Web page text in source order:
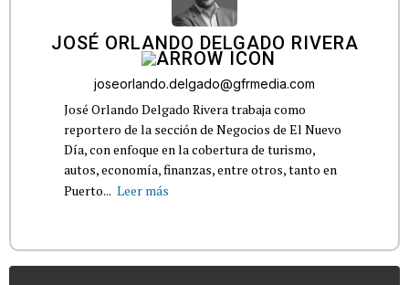
JOSÉ ORLANDO DELGADO RIVERA
joseorlando.delgado@gfrmedia.com
José Orlando Delgado Rivera trabaja como
reportero de la sección de Negocios de El Nuevo
Día, con enfoque en la cobertura de turismo,
autos, economía, finanzas, entre otros, tanto en
Puerto... Leer más